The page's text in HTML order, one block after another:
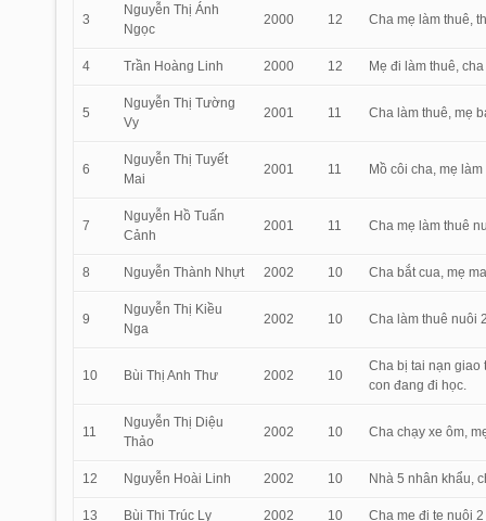
3
Nguyễn Thị Ánh
Ngọc
2000 12 Cha mẹ làm thuê,
4 Trần Hoàng Linh 2000 12 Mẹ đi làm thuê,
5
Nguyễn Thị Tường
Vy
2001 11 Cha làm thuê, mẹ
6
Nguyễn Thị Tuyết
Mai
2001 11 Mồ côi cha, mẹ
7
Nguyễn Hồ Tuấn
Cảnh
2001 11 Cha mẹ làm thuê
8 Nguyễn Thành Nhựt 2002 10 Cha bắt cua, mẹ
9
Nguyễn Thị Kiều
Nga
2002 10 Cha làm thuê nuôi
10 Bùi Thị Anh Thư 2002 10
Cha bị tai nạn giao
con đang đi học.
11
Nguyễn Thị Diệu
Thảo
2002 10 Cha chạy xe ôm,
12 Nguyễn Hoài Linh 2002 10 Nhà 5 nhân khẩu,
13 Bùi Thị Trúc Ly 2002 10 Cha mẹ đi te nuôi